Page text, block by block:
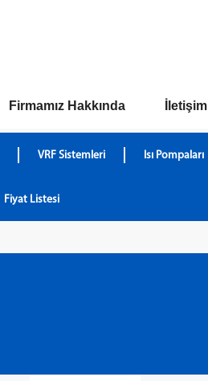
VRF Sistemleri Isı Pompaları
Fiyat Listesi
Firmamız Hakkında İletişim